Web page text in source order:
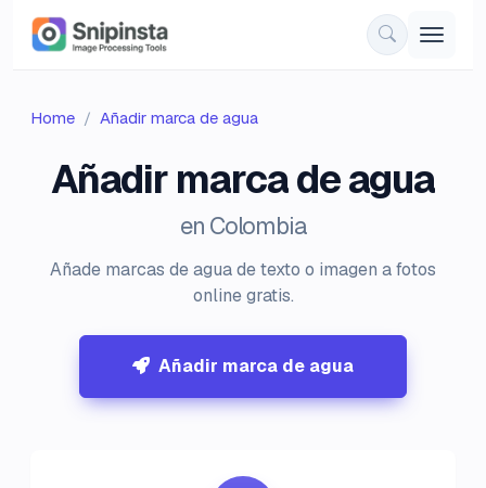
Home Añadir marca de agua
Añadir marca de agua
en Colombia
Añade marcas de agua de texto o imagen a fotos
online gratis.
Añadir marca de agua